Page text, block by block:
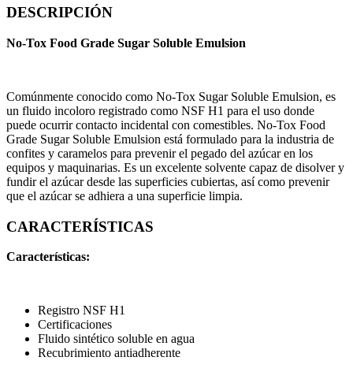
DESCRIPCIÓN
No-Tox Food Grade Sugar Soluble Emulsion
Comúnmente conocido como No-Tox Sugar Soluble Emulsion, es
un fluido incoloro registrado como NSF H1 para el uso donde
puede ocurrir contacto incidental con comestibles. No-Tox Food
Grade Sugar Soluble Emulsion está formulado para la industria de
confites y caramelos para prevenir el pegado del azúcar en los
equipos y maquinarias. Es un excelente solvente capaz de disolver y
fundir el azúcar desde las superficies cubiertas, así como prevenir
que el azúcar se adhiera a una superficie limpia.
CARACTERÍSTICAS
Características:
Registro NSF H1
Certificaciones
Fluido sintético soluble en agua
Recubrimiento antiadherente